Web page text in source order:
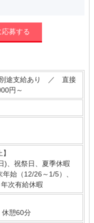
応募する
別途支給あり ／ 直接
円～
)、祝祭日、夏季休暇
年始（12/26～1/5）、
次有給休暇
休憩60分